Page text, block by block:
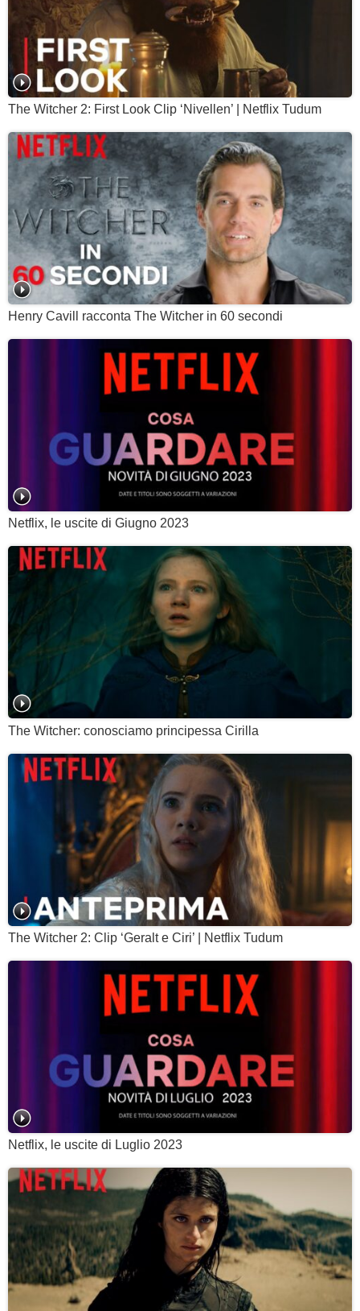
The Witcher 2: First Look Clip ‘Nivellen’ | Netflix Tudum
Henry Cavill racconta The Witcher in 60 secondi
Netflix, le uscite di Giugno 2023
The Witcher: conosciamo principessa Cirilla
The Witcher 2: Clip ‘Geralt e Ciri’ | Netflix Tudum
Netflix, le uscite di Luglio 2023